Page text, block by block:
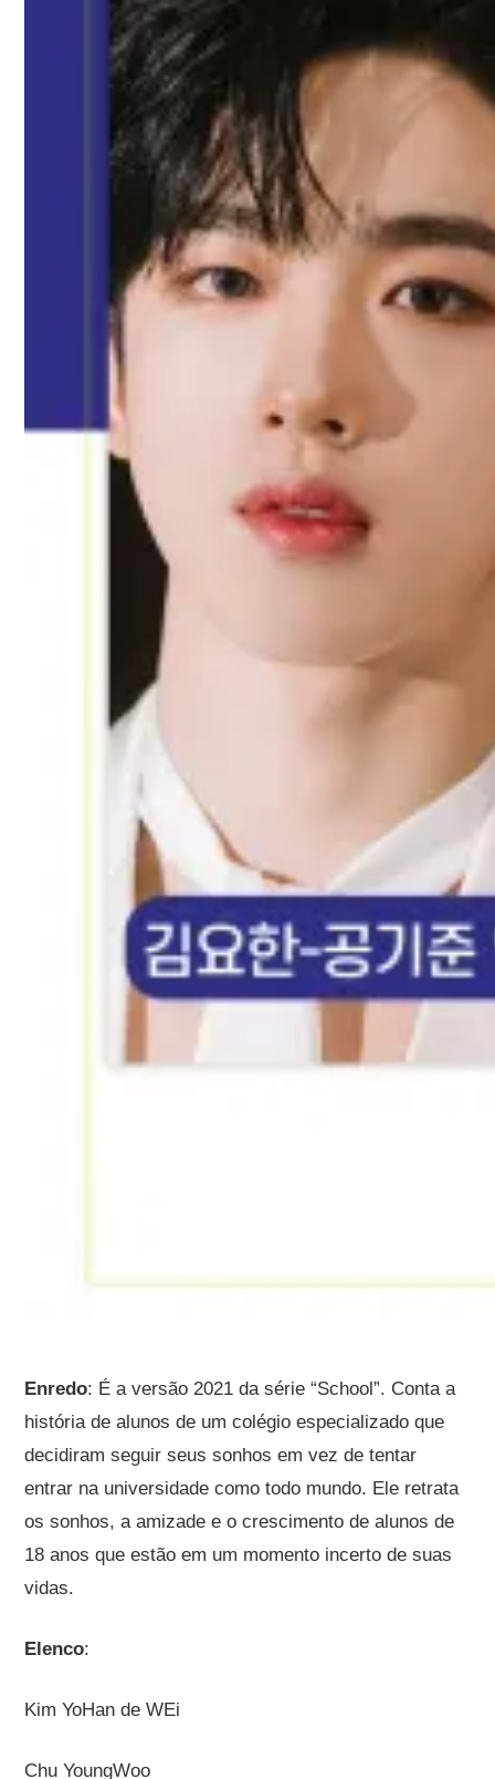
Enredo: É a versão 2021 da série “School”. Conta a
história de alunos de um colégio especializado que
decidiram seguir seus sonhos em vez de tentar
entrar na universidade como todo mundo. Ele retrata
os sonhos, a amizade e o crescimento de alunos de
18 anos que estão em um momento incerto de suas
vidas.
Elenco:
Kim YoHan de WEi
Chu YoungWoo